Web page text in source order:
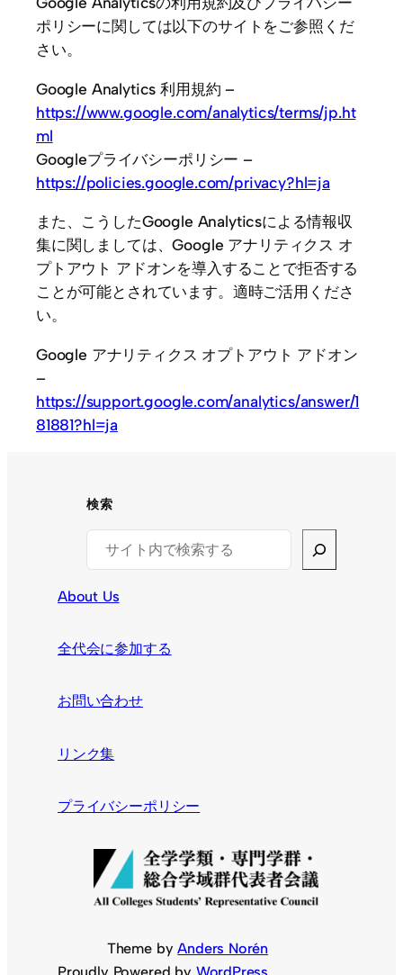
ポリシーに関しては以下のサイトをご参照くだ
さい。
Google Analytics 利用規約 –
https://www.google.com/analytics/terms/jp.ht
ml
Googleプライバシーポリシー –
https://policies.google.com/privacy?hl=ja
また、こうしたGoogle Analyticsによる情報収
集に関しましては、Google アナリティクス オ
プトアウト アドオンを導入することで拒否する
ことが可能とされています。適時ご活用くださ
い。
Google アナリティクス オプトアウト アドオン
–
https://support.google.com/analytics/answer/1
81881?hl=ja
検索
Search
About Us
全代会に参加する
お問い合わせ
リンク集
プライバシーポリシー
Theme byAnders Norén